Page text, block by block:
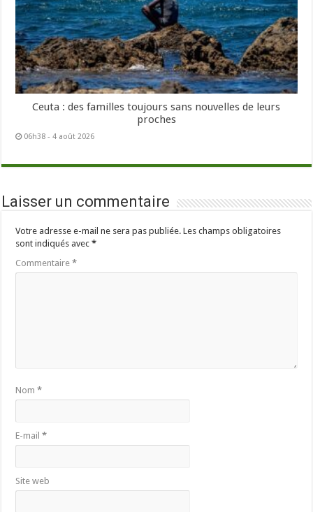
Ceuta : des familles toujours sans nouvelles de leurs
proches
06h38 - 4 août 2026
Laisser un commentaire
Votre adresse e-mail ne sera pas publiée. Les champs obligatoires
sont indiqués avec*
Commentaire*
Nom*
E-mail*
Site web